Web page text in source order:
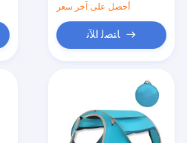
أحصل على آخر سعر
ﺎﺘﺼﻟ ﺍﻶﻧ